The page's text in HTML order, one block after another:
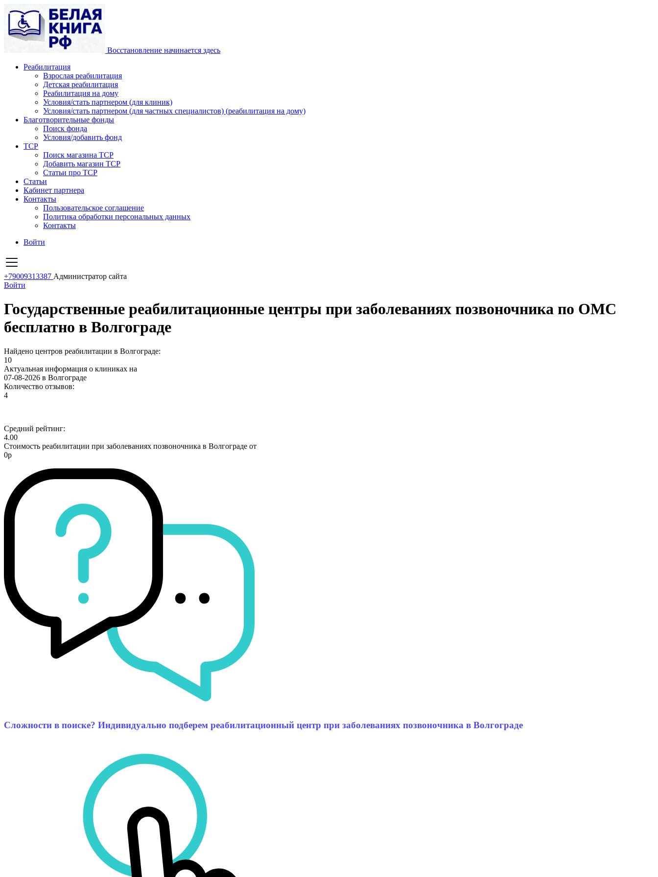
Восстановление начинается здесь
Реабилитация
Взрослая реабилитация
Детская реабилитация
Реабилитация на дому
Условия/стать партнером (для клиник)
Условия/стать партнером (для частных специалистов) (реабилитация на дому)
Благотворительные фонды
Поиск фонда
Условия/добавить фонд
ТСР
Поиск магазина ТСР
Добавить магазин ТСР
Статьи про ТСР
Статьи
Кабинет партнера
Контакты
Пользовательское соглашение
Политика обработки персональных данных
Контакты
Войти
+79009313387 Администратор сайта
Войти
Государственные реабилитационные центры при заболеваниях позвоночника по ОМС
бесплатно в Волгограде
Найдено центров реабилитации в Волгограде:
10
Актуальная информация о клиниках на
07-08-2026 в Волгограде
Количество отзывов:
4
Средний рейтинг:
4.00
Стоимость реабилитации при заболеваниях позвоночника в Волгограде от
0р
Сложности в поиске? Индивидуально подберем реабилитационный центр при заболеваниях позвоночника в Волгограде